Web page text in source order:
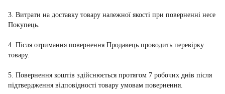
3. Витрати на доставку товару належної якості при поверненні несе
Покупець.
4. Після отримання повернення Продавець проводить перевірку
товару.
5. Повернення коштів здійснюється протягом 7 робочих днів після
підтвердження відповідності товару умовам повернення.